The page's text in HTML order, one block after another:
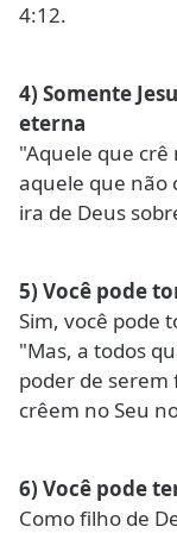
4:12.
4) Somente
eterna
"Aquele que
aquele que não
ira de Deus
5) Você pode
Sim, você pode
"Mas, a todos
poder de serem
crêem no Seu
6) Você pode
Como filho de